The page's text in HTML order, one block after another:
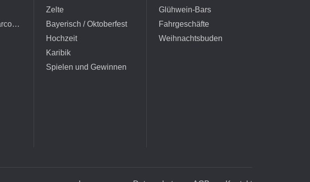
Funsport / Ninja Parcours
Zelte
Bayerisch / Oktoberfest
Hochzeit
Karibik
Spielen und Gewinnen
Glühwein-Bars
Fahrgeschäfte
Weihnachtsbuden